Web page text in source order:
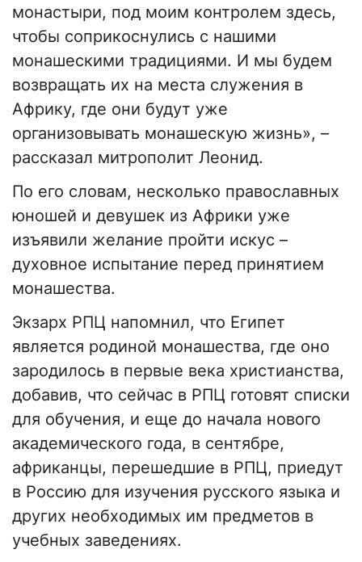
монастыри, под моим контролем здесь,
чтобы соприкоснулись с нашими
монашескими традициями. И мы будем
возвращать их на места служения в
Африку, где они будут уже
организовывать монашескую жизнь», –
рассказал митрополит Леонид.
По его словам, несколько православных
юношей и девушек из Африки уже
изъявили желание пройти искус –
духовное испытание перед принятием
монашества.
Экзарх РПЦ напомнил, что Египет
является родиной монашества, где оно
зародилось в первые века христианства,
добавив, что сейчас в РПЦ готовят списки
для обучения, и еще до начала нового
академического года, в сентябре,
африканцы, перешедшие в РПЦ, приедут
в Россию для изучения русского языка и
других необходимых им предметов в
учебных заведениях.